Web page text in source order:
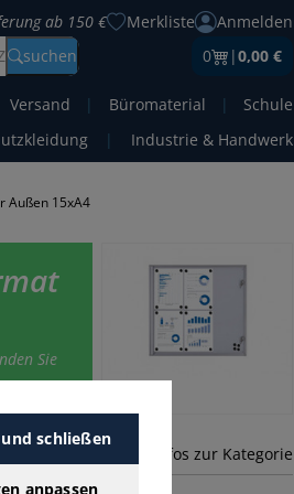
ab 150 € Merkliste
Anmelden
suchen 0 |0,00 €
Versand | Büromaterial |
Schule
| Industrie & Handwerk
Außen 15xA4
Sie
mehr Infos zur Kategorie
schließen
anpassen